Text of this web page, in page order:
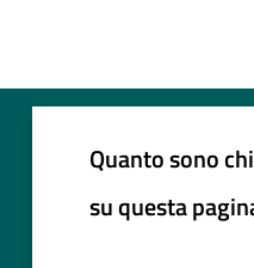
Quanto sono
su questa